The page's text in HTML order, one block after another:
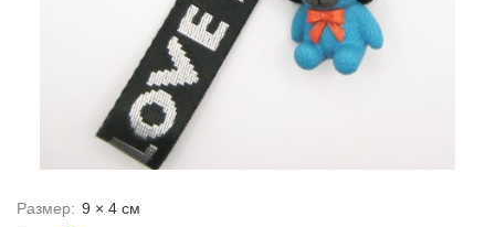
Размер: 9 × 4 см